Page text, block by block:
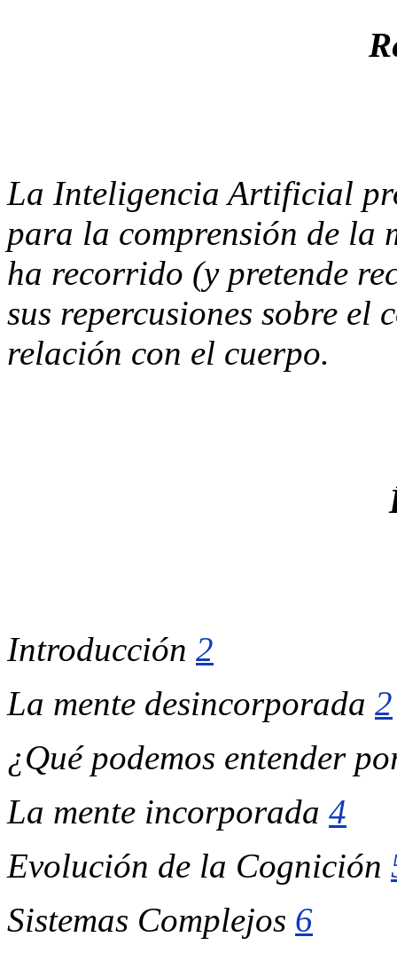
La Inteligencia Artificial
para la comprensión de la
ha recorrido (y pretende
sus repercusiones sobre el
relación con el cuerpo.
Introducción 2
La mente desincorporada 2
¿Qué podemos entender
La mente incorporada 4
Evolución de la Cognición
Sistemas Complejos 6